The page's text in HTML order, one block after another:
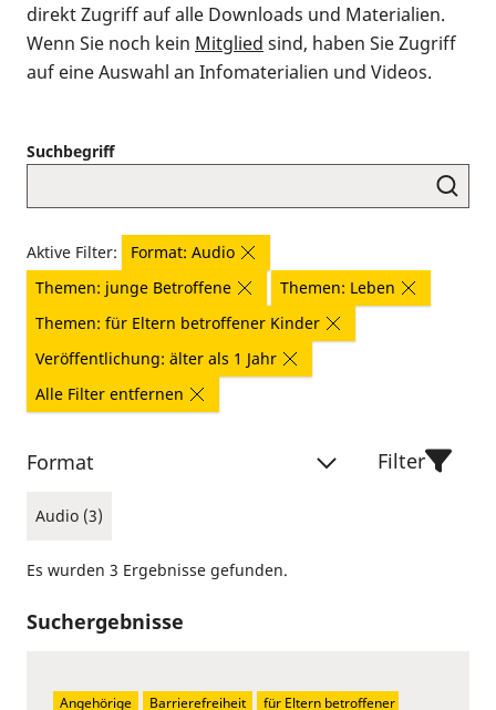
direkt Zugriff auf alle Downloads und Materialien.
Wenn Sie noch kein Mitglied sind, haben Sie Zugriff
auf eine Auswahl an Infomaterialien und Videos.
Suchbegriff
Aktive Filter:
Format: Audio
Themen: junge Betroffene
Themen: Leben
Themen: für Eltern betroffener Kinder
Veröffentlichung: älter als 1 Jahr
Alle Filter entfernen
Format
Audio (3)
Filter
Es wurden 3 Ergebnisse gefunden.
Suchergebnisse
Angehörige Barrierefreiheit
für Eltern betroffener